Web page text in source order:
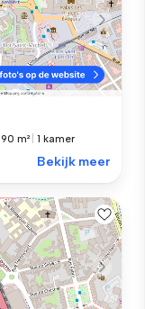
|90 m² |1 kamer
Bekijk meer